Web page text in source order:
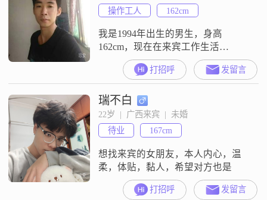
操作工人
162cm
我是1994年出生的男生，身高
162cm，现在在来宾工作生活
##3002##学历是高中及以下，目前
月收入在3001到5000元这个区间
##3002##我平时是一个乐观积极的
人，性格真诚可靠##3002##我觉得
生活就是要活在当下，过好每一天
##3002##在感情里，我相信真诚相
待是最重要的，信任至上，也希望
两个人能相互
打招呼 发留言
瑞不白
22岁  |  广西来宾  |  未婚
待业
167cm
想找来宾的女朋友，本人内心，温
柔，体贴，黏人，希望对方也是
打招呼 发留言